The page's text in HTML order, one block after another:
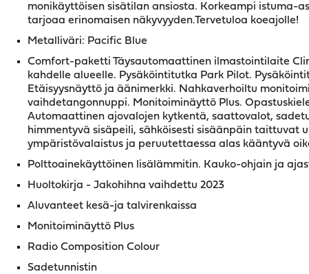
monikäyttöisen sisätilan ansiosta. Korkeampi istuma-
tarjoaa erinomaisen näkyvyyden.Tervetuloa koeajolle!
Metalliväri: Pacific Blue
Comfort-paketti Täysautomaattinen ilmastointilaite
kahdelle alueelle. Pysäköintitutka Park Pilot.
Etäisyysnäyttö ja äänimerkki. Nahkaverhoiltu
vaihdetangonnuppi. Monitoiminäyttö Plus.
Automaattinen ajovalojen kytkentä, saattovalot,
himmentyvä sisäpeili, sähköisesti sisäänpäin taittuvat
ympäristövalaistus ja peruutettaessa alas kääntyvä
Polttoainekäyttöinen lisälämmitin. Kauko-ohjain ja
Huoltokirja - Jakohihna vaihdettu 2023
Aluvanteet kesä-ja talvirenkaissa
Monitoiminäyttö Plus
Radio Composition Colour
Sadetunnistin